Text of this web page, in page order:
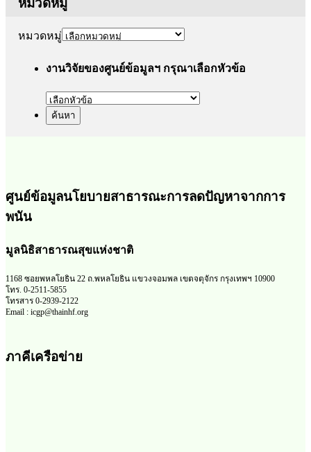
หมวดหมู่
หมวดหมู่
งานวิจัยของศูนย์ข้อมูลฯ กรุณาเลือกหัวข้อ
ศูนย์ข้อมูลนโยบายสาธารณะการลดปัญหาจากการ
พนัน
มูลนิธิสาธารณสุขแห่งชาติ
1168 ซอยพหลโยธิน 22 ถ.พหลโยธิน แขวงจอมพล เขตจตุจักร กรุงเทพฯ 10900
โทร. 0-2511-5855
โทรสาร 0-2939-2122
Email : icgp@thainhf.org
ภาคีเครือข่าย